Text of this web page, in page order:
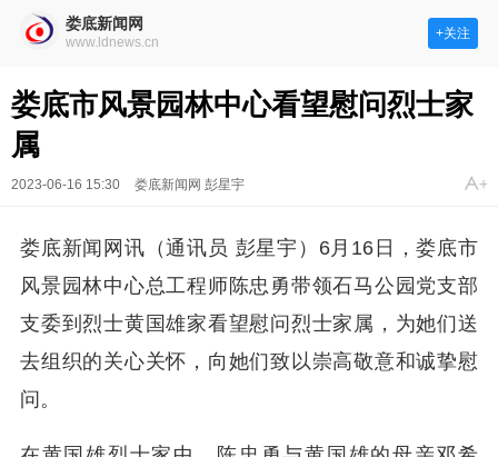
娄底新闻网
www.ldnews.cn
+关注
娄底市风景园林中心看望慰问烈士家
属
2023-06-16 15:30 娄底新闻网 彭星宇
娄底新闻网讯（通讯员 彭星宇）6月16日，娄底市
风景园林中心总工程师陈忠勇带领石马公园党支部
支委到烈士黄国雄家看望慰问烈士家属，为她们送
去组织的关心关怀，向她们致以崇高敬意和诚挚慰
问。